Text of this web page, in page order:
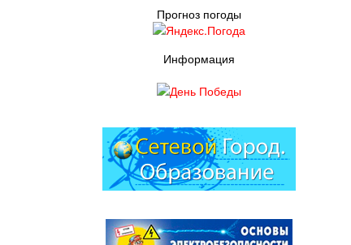
Прогноз погоды
Информация